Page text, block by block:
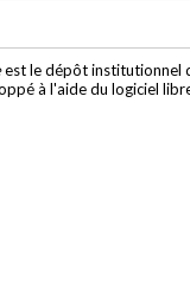
est le dépôt institutionnel
à l'aide du logiciel